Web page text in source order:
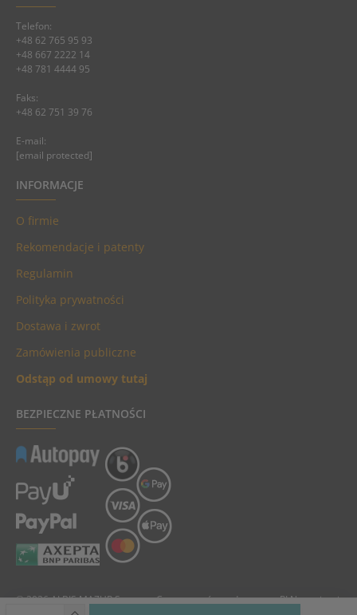
Telefon:
+48 62 765 95 93
+48 667 2222 14
+48 781 4444 95
Faks:
+48 62 751 39 76
E-mail:
[email protected]
INFORMACJE
O firmie
Rekomendacje i patenty
Regulamin
Polityka prywatności
Dostawa i zwrot
Zamówienia publiczne
Odstąp od umowy tutaj
BEZPIECZNE PŁATNOŚCI
© 2026 ALBIS MAZUR Sp. z o.o. Ceny towarów podane są w PLN, zawierają